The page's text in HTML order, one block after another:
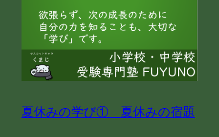
夏休みの学び① 夏休みの宿題